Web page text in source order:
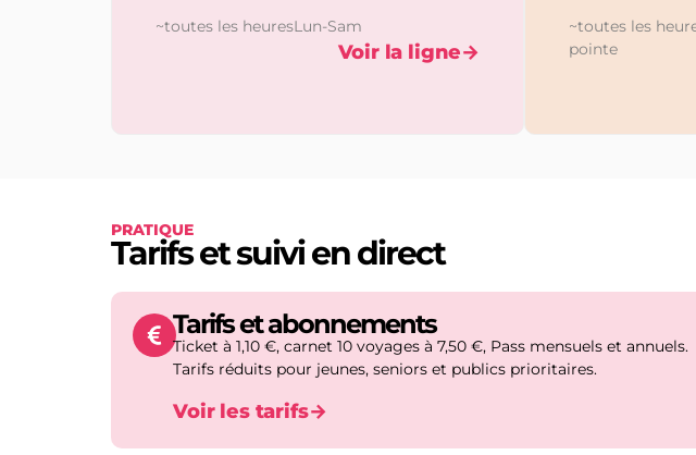
~toutes les heuresLun-Sam
Voir la ligne→
~toutes les
pointe
PRATIQUE
Tarifs et suivi en direct
Tarifs et abonnements
Ticket à 1,10 €, carnet 10 voyages à 7,50 €, Pass mensuels et annuels.
Tarifs réduits pour jeunes, seniors et publics prioritaires.
Voir les tarifs→